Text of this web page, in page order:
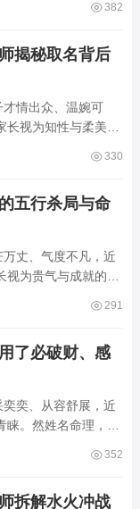
枢。水火不容则气
382
揭秘取名背后
才情出众、温婉可
视为知性与柔美的
金水成势、木气受
330
五行杀局与命
丈、气度不凡，近
为贵气与成就的象
若不顾八字根基，
291
了必破财、感
奕、从容舒展，近
。然姓名命理，贵
套用，反易招来心
352
拆解水火冲战